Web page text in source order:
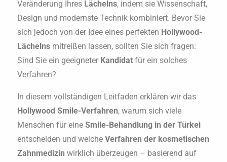
Veränderung Ihres Lächelns, indem sie Wissenschaft,
Design und modernste Technik kombiniert. Bevor Sie
sich jedoch von der Idee eines perfekten Hollywood-
Lächelns mitreißen lassen, sollten Sie sich fragen:
Sind Sie ein geeigneter Kandidat für ein solches
Verfahren?
In diesem vollständigen Leitfaden erklären wir das
Hollywood Smile-Verfahren, warum sich viele
Menschen für eine Smile-Behandlung in der Türkei
entscheiden und welche Verfahren der kosmetischen
Zahnmedizin wirklich überzeugen – basierend auf